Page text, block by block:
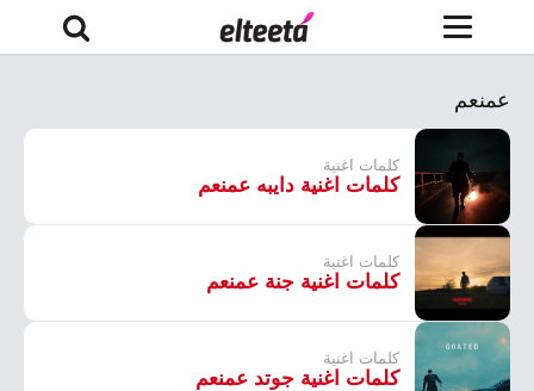
عمنعم
كلمات اغنية
كلمات اغنية دايبه عمنعم
كلمات اغنية
كلمات اغنية جنة عمنعم
كلمات اغنية
كلمات اغنية جوتد عمنعم